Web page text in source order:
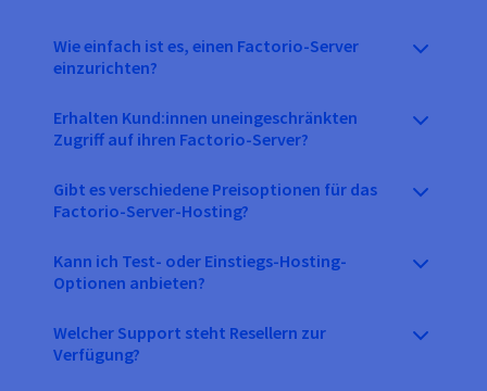
Wie einfach ist es, einen Factorio-Server
einzurichten?
Erhalten Kund:innen uneingeschränkten
Zugriff auf ihren Factorio-Server?
Gibt es verschiedene Preisoptionen für das
Factorio-Server-Hosting?
Kann ich Test- oder Einstiegs-Hosting-
Optionen anbieten?
Welcher Support steht Resellern zur
Verfügung?